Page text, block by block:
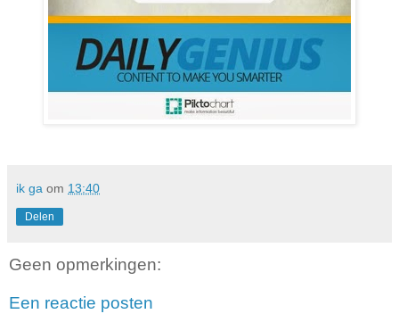
ik ga om 13:40
Delen
Geen opmerkingen:
Een reactie posten